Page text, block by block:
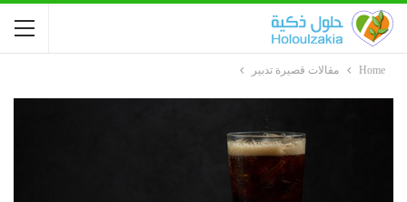
Home مقالات قصيرة تدبير